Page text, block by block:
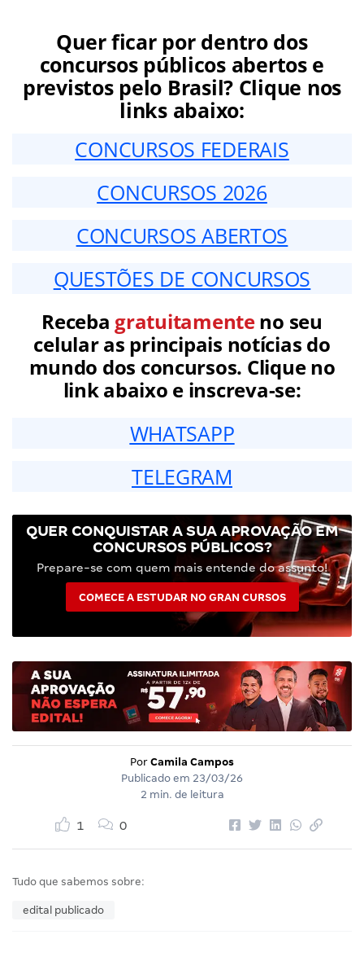
Quer ficar por dentro dos
concursos públicos abertos e
previstos pelo Brasil? Clique nos
links abaixo:
CONCURSOS FEDERAIS
CONCURSOS 2026
CONCURSOS ABERTOS
QUESTÕES DE CONCURSOS
Receba gratuitamenteno seu
celular as principais notícias do
mundo dos concursos. Clique no
link abaixo e inscreva-se:
WHATSAPP
TELEGRAM
QUER CONQUISTAR A SUA APROVAÇÃO EM
CONCURSOS PÚBLICOS?
Prepare-se com quem mais entende do assunto!
COMECE A ESTUDAR NO GRAN CURSOS
Por Camila Campos
Publicado em 23/03/26
2 min. de leitura
1 0
Tudo que sabemos sobre:
edital publicado